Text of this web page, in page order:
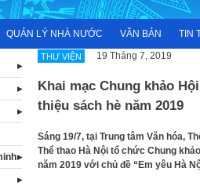
QUẢN LÝ NHÀ NƯỚC VĂN BẢN TIN
THƯ VIỆN 19 Tháng 7, 2019
Khai mạc Chung khảo
thiệu sách hè năm 2019
Sáng 19/7, tại Trung tâm Văn hóa,
Thể thao Hà Nội tổ chức Chung
năm 2019 với chủ đề “Em yêu Hà